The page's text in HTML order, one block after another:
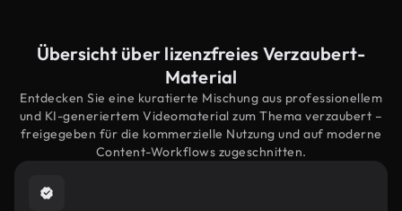
Übersicht über lizenzfreies Verzaubert-
Material
Entdecken Sie eine kuratierte Mischung aus professionellem
und KI-generiertem Videomaterial zum Thema verzaubert –
freigegeben für die kommerzielle Nutzung und auf moderne
Content-Workflows zugeschnitten.